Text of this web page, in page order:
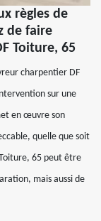
règles de
de faire
Toiture, 65
charpentier DF
sur une
en œuvre son
quelle que soit
65 peut être
mais aussi de